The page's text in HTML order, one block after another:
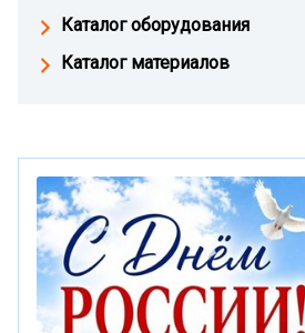
Каталог оборудования
Каталог материалов